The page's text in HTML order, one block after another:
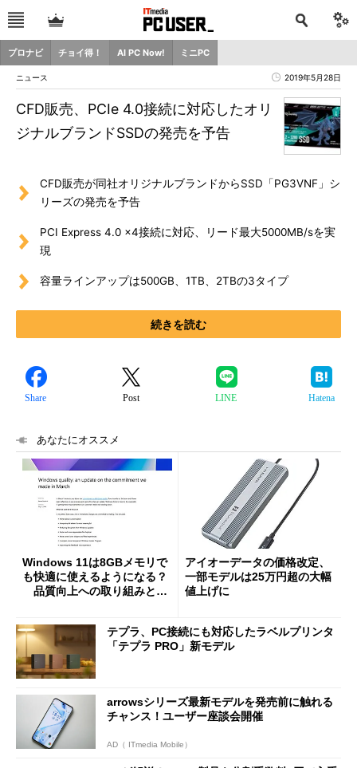
プロナビ チョイ得！ AI PC Now! ミニPC
ニュース 2019年5月28日
CFD販売、PCIe 4.0接続に対応したオリ
ジナルブランドSSDの発売を予告
CFD販売が同社オリジナルブランドからSSD「PG3VNF」シ
リーズの発売を予告
PCI Express 4.0 x4接続に対応、リード最大5000MB/sを実
現
容量ラインアップは500GB、1TB、2TBの3タイプ
続きを読む
Share Post LINE Hatena
あなたにオススメ
Windows 11は8GBメモリで
も快適に使えるようになる？
品質向上への取り組みと
アイオーデータの価格改定、
一部モデルは25万円超の大幅
値上げに
テプラ、PC接続にも対応したラベルプリンタ
「テプラ PRO」新モデル
arrowsシリーズ最新モデルを発売前に触れる
チャンス！ユーザー座談会開催
AD（ ITmedia Mobile）